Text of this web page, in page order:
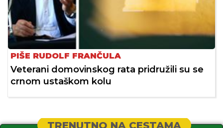
PIŠE RUDOLF FRANČULA
Veterani domovinskog rata pridružili su se
crnom ustaškom kolu
TRENUTNO NA CESTAMA